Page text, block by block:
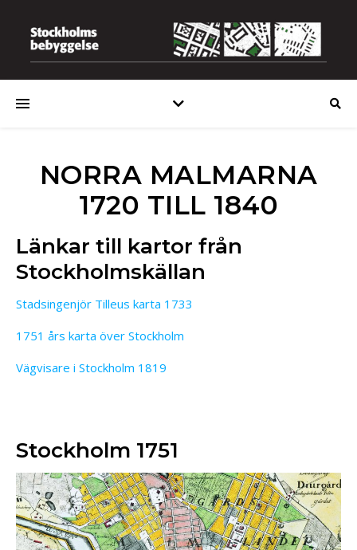
NORRA MALMARNA
1720 TILL 1840
Länkar till kartor från
Stockholmskällan
Stadsingenjör Tilleus karta 1733
1751 års karta över Stockholm
Vägvisare i Stockholm 1819
Stockholm 1751